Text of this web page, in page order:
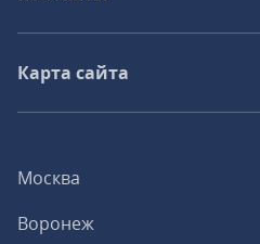
Москва
Воронеж
Карта сайта